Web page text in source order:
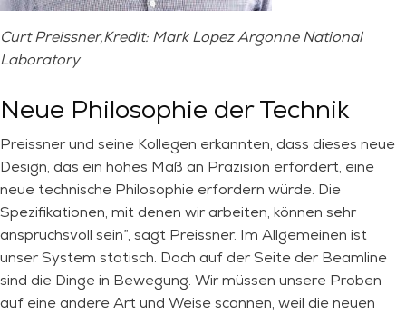
Curt Preissner,Kredit: Mark Lopez Argonne National
Laboratory
Neue Philosophie der Technik
Preissner und seine Kollegen erkannten, dass dieses neue
Design, das ein hohes Maß an Präzision erfordert, eine
neue technische Philosophie erfordern würde. Die
Spezifikationen, mit denen wir arbeiten, können sehr
anspruchsvoll sein”, sagt Preissner. Im Allgemeinen ist
unser System statisch. Doch auf der Seite der Beamline
sind die Dinge in Bewegung. Wir müssen unsere Proben
auf eine andere Art und Weise scannen, weil die neuen